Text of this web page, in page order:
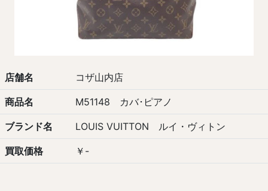
店舗名 コザ山内店
商品名 M51148 カバ･ピアノ
ブランド名 LOUIS VUITTON ルイ・ヴィトン
買取価格 ￥-